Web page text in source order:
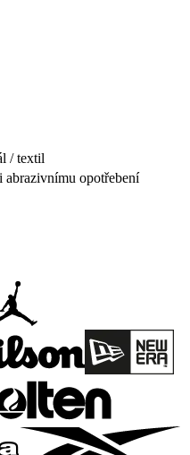
/ textil
abrazivnímu opotřebení